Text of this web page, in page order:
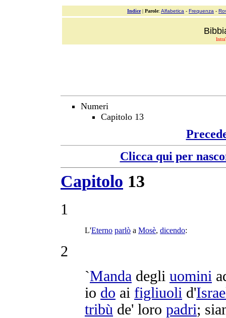
Indice| Parole: Alfabetica - Frequenza -
Numeri
Capitolo 13
Clicca qui per
Capitolo 13
1
L'Eterno parlò a Mosè, dicendo:
2
`Manda degli uomini
io do ai figliuoli d'
tribù de' loro padri;